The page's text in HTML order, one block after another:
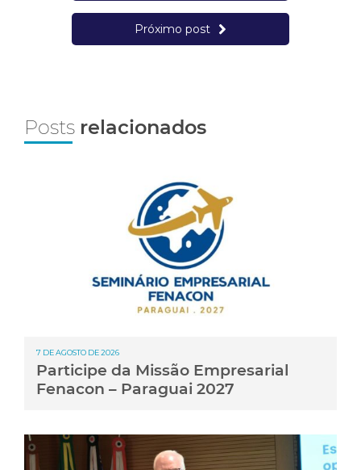
Próximo post
Posts relacionados
7 DE AGOSTO DE 2026
Participe da Missão Empresarial
Fenacon – Paraguai 2027